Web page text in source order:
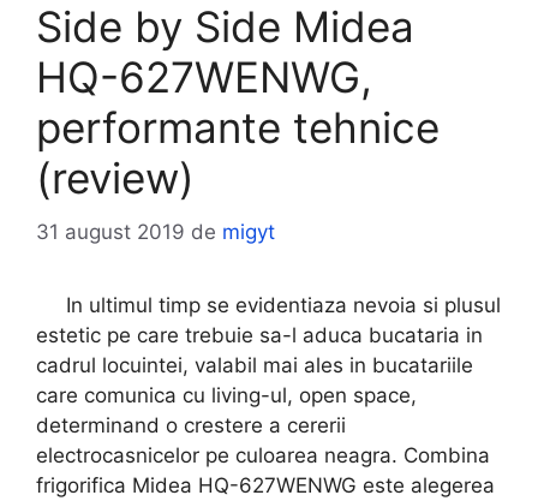
Side by Side Midea
HQ-627WENWG,
performante tehnice
(review)
31 august 2019 de migyt
In ultimul timp se evidentiaza nevoia si plusul
estetic pe care trebuie sa-l aduca bucataria in
cadrul locuintei, valabil mai ales in bucatariile
care comunica cu living-ul, open space,
determinand o crestere a cererii
electrocasnicelor pe culoarea neagra. Combina
frigorifica Midea HQ-627WENWG este alegerea